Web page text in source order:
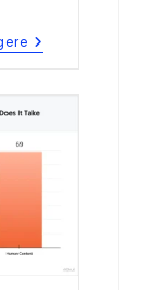
Come
Deve
Buon
Web?